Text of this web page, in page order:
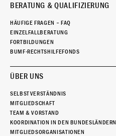
BERATUNG & QUALIFIZIERUNG
HÄUFIGE FRAGEN – FAQ
EINZELFALLBERATUNG
FORTBILDUNGEN
BUMF-RECHTSHILFEFONDS
ÜBER UNS
SELBSTVERSTÄNDNIS
MITGLIEDSCHAFT
TEAM & VORSTAND
KOORDINATION IN DEN BUNDESLÄNDERN
MITGLIEDSORGANISATIONEN